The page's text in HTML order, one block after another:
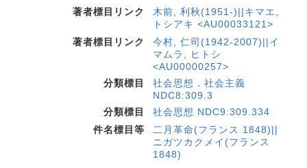
著者標目リンク
木前, 利秋(1951-)||キマエ,
トシアキ <AU00033121>
著者標目リンク
今村, 仁司(1942-2007)||イ
マムラ, ヒトシ
<AU00000257>
分類標目
社会思想．社会主義
NDC8:309.3
分類標目
社会思想 NDC9:309.334
件名標目等
二月革命(フランス 1848)||
ニガツカクメイ(フランス
1848)